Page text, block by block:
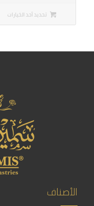
تحديد أحد الخيارات
الأصناف